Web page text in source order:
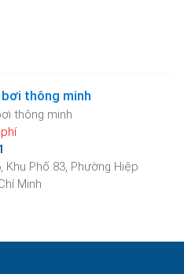
thông minh
thông minh
Khu Phố 83, Phường Hiệp
Minh